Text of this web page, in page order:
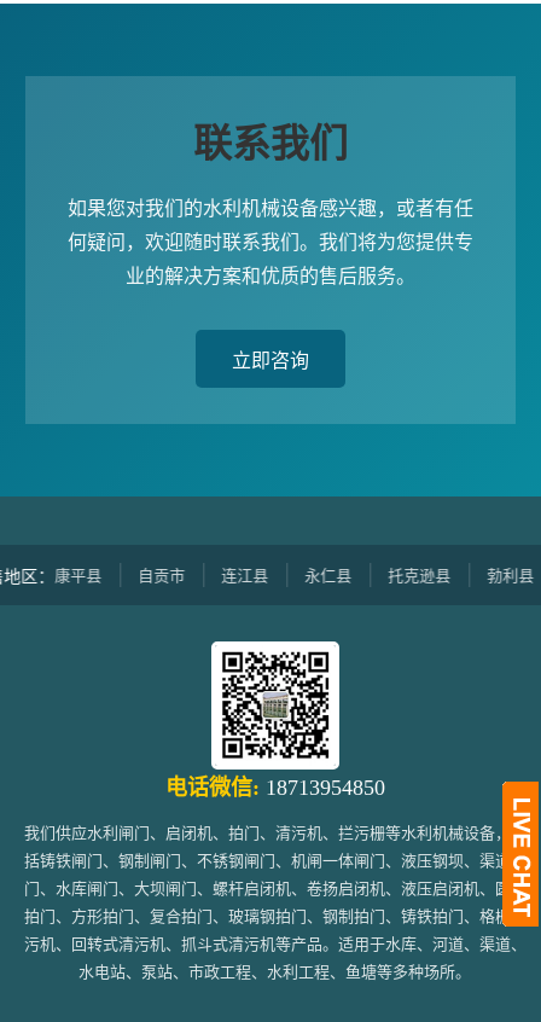
联系我们
如果您对我们的水利机械设备感兴趣，或者有任
何疑问，欢迎随时联系我们。我们将为您提供专
业的解决方案和优质的售后服务。
立即咨询
康平县 自贡市 连江县 永仁县 托克逊县 勃利县
电话微信: 18713954850
我们供应水利闸门、启闭机、拍门、清污机、拦污栅等水利机械设备，包
括铸铁闸门、钢制闸门、不锈钢闸门、机闸一体闸门、液压钢坝、渠道闸
门、水库闸门、大坝闸门、螺杆启闭机、卷扬启闭机、液压启闭机、圆形
拍门、方形拍门、复合拍门、玻璃钢拍门、钢制拍门、铸铁拍门、格栅清
污机、回转式清污机、抓斗式清污机等产品。适用于水库、河道、渠道、
水电站、泵站、市政工程、水利工程、鱼塘等多种场所。